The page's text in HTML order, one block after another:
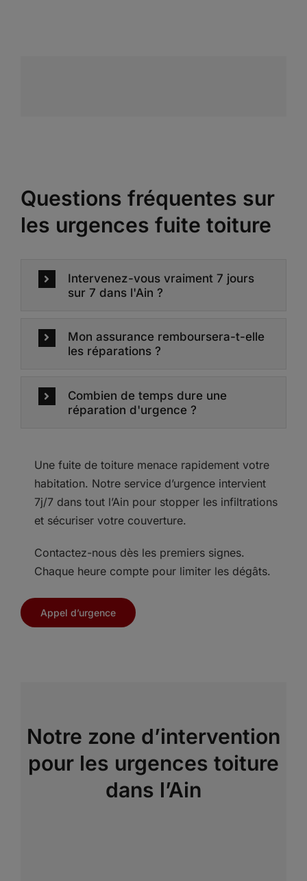
Questions fréquentes sur
les urgences fuite toiture
Intervenez-vous vraiment 7 jours
sur 7 dans l'Ain ?
Mon assurance remboursera-t-elle
les réparations ?
Combien de temps dure une
réparation d'urgence ?
Une fuite de toiture menace rapidement votre
habitation. Notre service d’urgence intervient
7j/7 dans tout l’Ain pour stopper les infiltrations
et sécuriser votre couverture.
Contactez-nous dès les premiers signes.
Chaque heure compte pour limiter les dégâts.
Appel d’urgence
Notre zone d’intervention
pour les urgences toiture
dans l’Ain